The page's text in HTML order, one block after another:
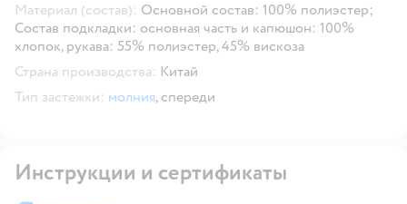
Материал (состав): Основной состав: 100% полиэстер;
Состав подкладки: основная часть и капюшон: 100%
хлопок, рукава: 55% полиэстер, 45% вискоза
Страна производства: Китай
Тип застежки: молния, спереди
Инструкции и сертификаты